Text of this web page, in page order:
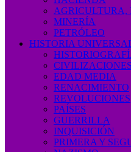
AGRICULTURA,
MINERÍA
PETRÓLEO
HISTORIA
EDAD MEDIA
RENACIMIENTO
REVOLUCIONES
PAÍSES
GUERRILLA
INQUISICIÓN
PRIMERA Y